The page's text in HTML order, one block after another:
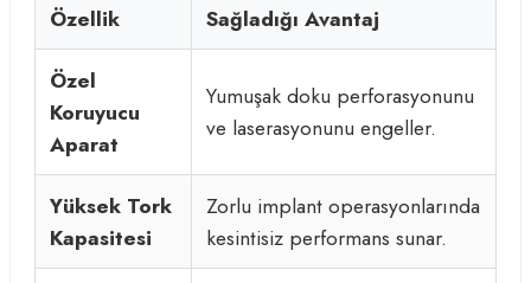
Özellik Sağladığı Avantaj
Özel
Koruyucu
Aparat
Yumuşak doku perforasyonunu
ve laserasyonunu engeller.
Yüksek Tork
Kapasitesi
Zorlu implant operasyonlarında
kesintisiz performans sunar.